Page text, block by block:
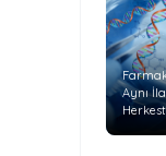
Aynı